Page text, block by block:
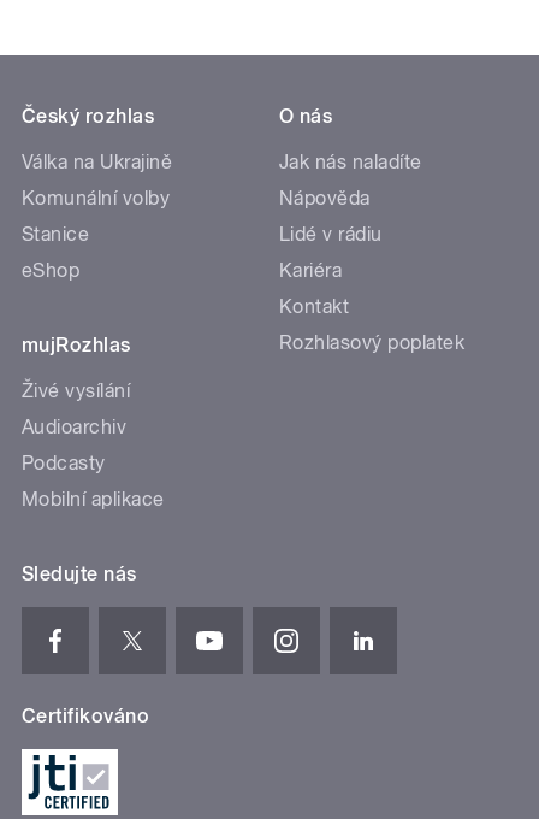
Český rozhlas
Válka na Ukrajině
Komunální volby
Stanice
eShop
mujRozhlas
Živé vysílání
Audioarchiv
Podcasty
Mobilní aplikace
O nás
Jak nás naladíte
Nápověda
Lidé v rádiu
Kariéra
Kontakt
Rozhlasový poplatek
Sledujte nás
Certifikováno